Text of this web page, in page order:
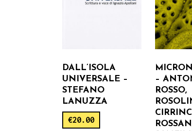
DALL’ISOLA
UNIVERSALE –
STEFANO
LANUZZA
€20.00
–
ROSSO,